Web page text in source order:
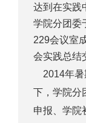
达到在实践
学院分团委
229会议室
会实践总结
2014年
下，学院分
申报、学院